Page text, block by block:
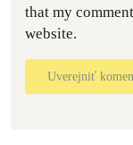
that my
website.
Uverejniť